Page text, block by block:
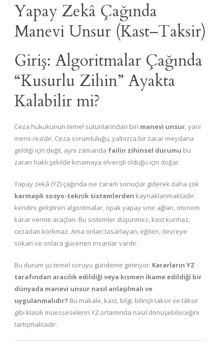
Yapay Zekâ Çağında
Manevi Unsur (Kast–Taksir)
Giriş: Algoritmalar Çağında
“Kusurlu Zihin” Ayakta
Kalabilir mi?
Ceza hukukunun temel sütunlarından biri manevi unsur, yani
mens rea’dır. Ceza sorumluluğu, yalnızca bir zarar meydana
geldiği için değil, aynı zamanda failin zihinsel durumu bu
zararı haklı şekilde kınamaya elverişli olduğu için doğar.
Yapay zekâ (YZ) çağında ise zararlı sonuçlar giderek daha çok
karmaşık sosyo-teknik sistemlerden kaynaklanmaktadır:
kendini geliştiren algoritmalar, opak yapay sinir ağları, otonom
karar verme araçları. Bu sistemler düşünmez, kast kurmaz,
cezadan korkmaz. Ama onları tasarlayan, eğiten, devreye
sokan ve onlara güvenen insanlar vardır.
Bu durum şu temel soruyu gündeme getiriyor: Kararların YZ
tarafından aracılık edildiği veya kısmen ikame edildiği bir
dünyada manevi unsur nasıl anlaşılmalı ve
uygulanmalıdır? Bu makale, kast, bilgi, bilinçli taksir ve taksir
gibi klasik müesseselerin YZ ortamında nasıl dönüşebileceğini
tartışmaktadır.